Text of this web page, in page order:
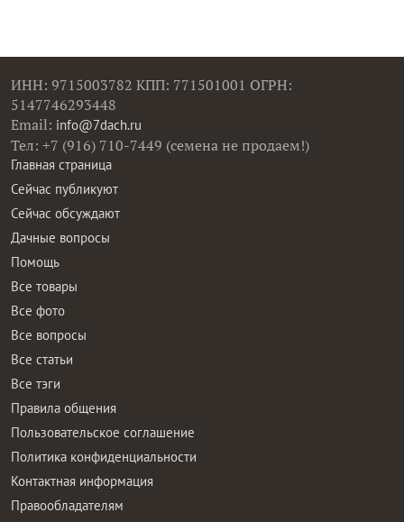
ИНН: 9715003782 КПП: 771501001 ОГРН:
5147746293448
Email: info@7dach.ru
Тел: +7 (916) 710-7449 (семена не продаем!)
Главная страница
Сейчас публикуют
Сейчас обсуждают
Дачные вопросы
Помощь
Все товары
Все фото
Все вопросы
Все статьи
Все тэги
Правила общения
Пользовательское соглашение
Политика конфиденциальности
Контактная информация
Правообладателям